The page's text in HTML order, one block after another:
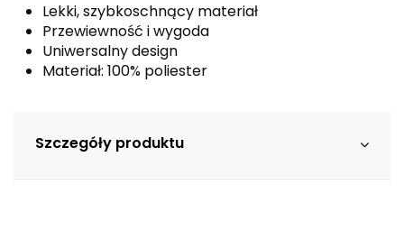
Lekki, szybkoschnący materiał
Przewiewność i wygoda
Uniwersalny design
Materiał: 100% poliester
Szczegóły produktu